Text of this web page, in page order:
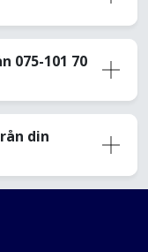
075-101 70
din